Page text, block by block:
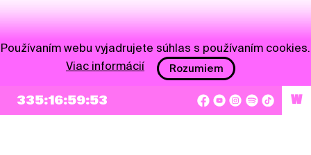
335:16:59:52 W
Používaním webu vyjadrujete súhlas s používaním cookies.
Viac informácií
Rozumiem